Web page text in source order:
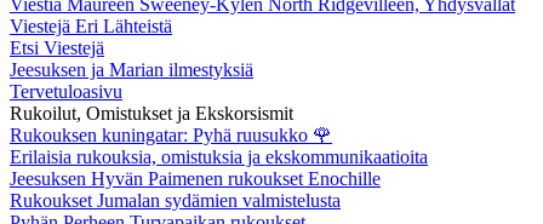
Viestejä Eri Lähteistä
Etsi Viestejä
Jeesuksen ja Marian ilmestyksiä
Tervetuloasivu
Rukoilut, Omistukset ja Ekskorsismit
Rukouksen kuningatar: Pyhä ruusukko 🌹
Erilaisia rukouksia, omistuksia ja ekskommunikaatioita
Jeesuksen Hyvän Paimenen rukoukset Enochille
Rukoukset Jumalan sydämien valmistelusta